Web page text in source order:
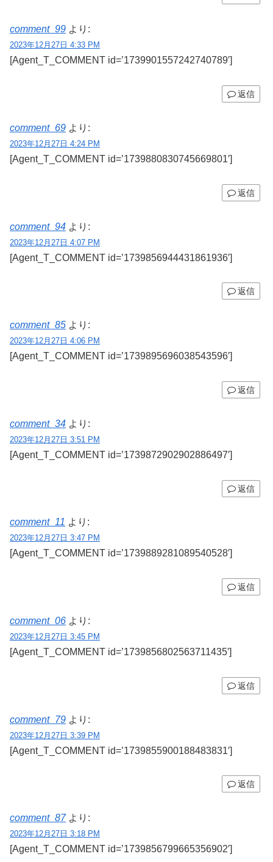
comment_99 より:
2023年12月27日 4:33 PM
[Agent_T_COMMENT id=’1739901557242740789′]
返信
comment_69 より:
2023年12月27日 4:24 PM
[Agent_T_COMMENT id=’1739880830745669801′]
返信
comment_94 より:
2023年12月27日 4:07 PM
[Agent_T_COMMENT id=’1739856944431861936′]
返信
comment_85 より:
2023年12月27日 4:06 PM
[Agent_T_COMMENT id=’1739895696038543596′]
返信
comment_34 より:
2023年12月27日 3:51 PM
[Agent_T_COMMENT id=’1739872902902886497′]
返信
comment_11 より:
2023年12月27日 3:47 PM
[Agent_T_COMMENT id=’1739889281089540528′]
返信
comment_06 より:
2023年12月27日 3:45 PM
[Agent_T_COMMENT id=’1739856802563711435′]
返信
comment_79 より:
2023年12月27日 3:39 PM
[Agent_T_COMMENT id=’1739855900188483831′]
返信
comment_87 より:
2023年12月27日 3:18 PM
[Agent_T_COMMENT id=’1739856799665356902′]